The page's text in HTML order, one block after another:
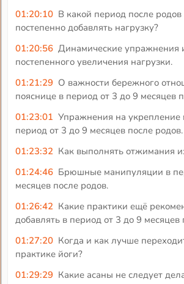
01:20:10 В какой период после родов
постепенно добавлять нагрузку?
01:20:56 Динамические упражнения
постепенного увеличения нагрузки.
01:21:29 О важности бережного
пояснице в период от 3 до 9 месяцев
01:23:01 Упражнения на
период от 3 до 9 месяцев после родов.
01:23:32 Как выполнять отжимания
01:24:46 Брюшные манипуляции в
месяцев после родов.
01:26:42 Какие практики ещё
добавлять в период от 3 до 9 месяцев
01:27:20 Когда и как лучше
практике йоги?
01:29:29 Какие асаны не следует